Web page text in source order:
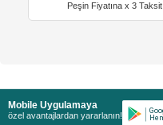
Peşin Fiyatına x 3 Taksit
Mobile Uygulamaya
özel avantajlardan yararlanın!